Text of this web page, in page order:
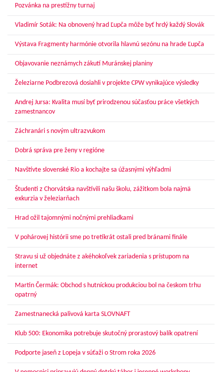
Pozvánka na prestížny turnaj
Vladimír Soták: Na obnovený hrad Ľupča môže byť hrdý každý Slovák
Výstava Fragmenty harmónie otvorila hlavnú sezónu na hrade Ľupča
Objavovanie neznámych zákutí Muránskej planiny
Železiarne Podbrezová dosiahli v projekte CPW vynikajúce výsledky
Andrej Jursa: Kvalita musí byť prirodzenou súčasťou práce všetkých
zamestnancov
Záchranári s novým ultrazvukom
Dobrá správa pre ženy v regióne
Navštívte slovenské Rio a kochajte sa úžasnými výhľadmi
Študenti z Chorvátska navštívili našu školu, zážitkom bola najmä
exkurzia v železiarňach
Hrad ožil tajomnými nočnými prehliadkami
V pohárovej histórii sme po tretíkrát ostali pred bránami finále
Stravu si už objednáte z akéhokoľvek zariadenia s prístupom na
internet
Martin Čermák: Obchod s hutníckou produkciou bol na českom trhu
opatrný
Zamestnanecká palivová karta SLOVNAFT
Klub 500: Ekonomika potrebuje skutočný prorastový balík opatrení
Podporte jaseň z Lopeja v súťaži o Strom roka 2026